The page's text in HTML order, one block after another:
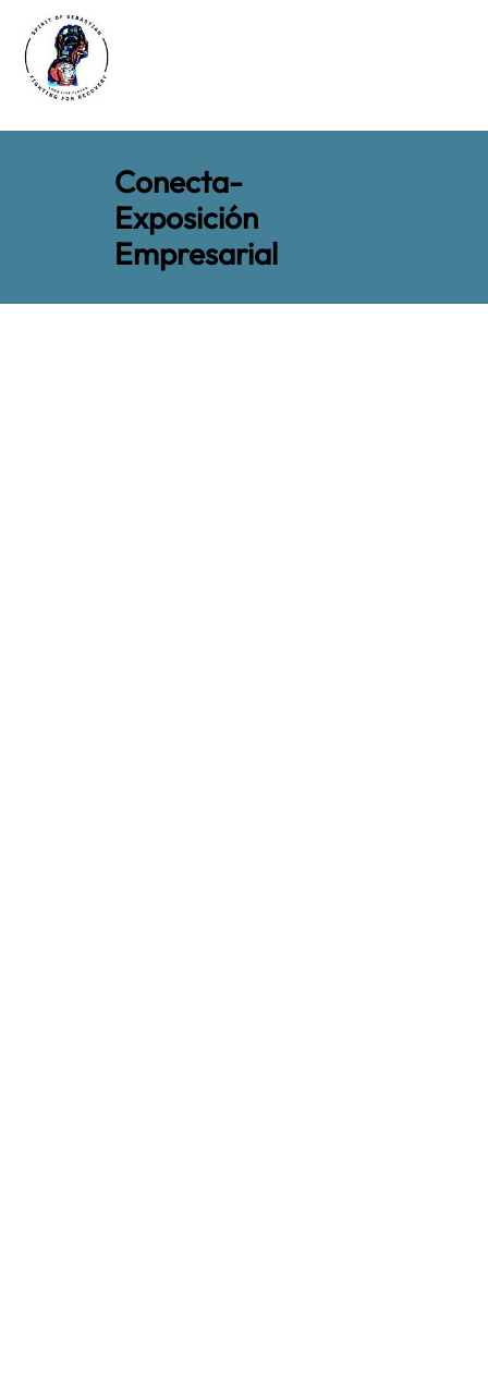
Conecta-
Exposición
Empresarial